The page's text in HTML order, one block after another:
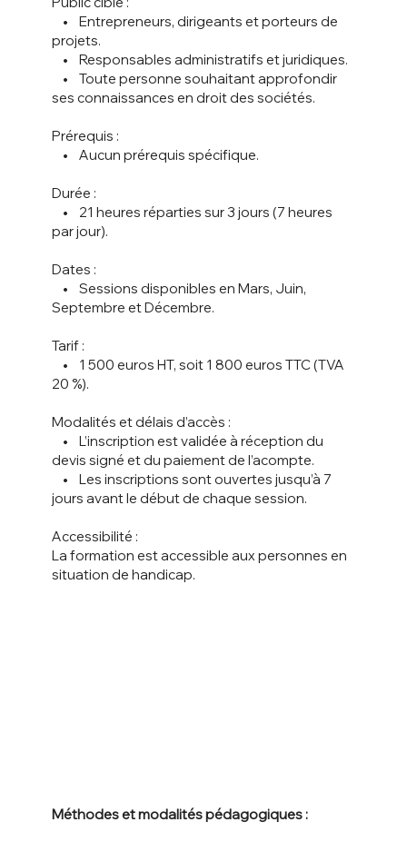
• Entrepreneurs, dirigeants et porteurs de
projets.
• Responsables administratifs et juridiques.
• Toute personne souhaitant approfondir
ses connaissances en droit des sociétés.
Prérequis :
• Aucun prérequis spécifique.
Durée :
• 21 heures réparties sur 3 jours (7 heures
par jour).
Dates :
• Sessions disponibles en Mars, Juin,
Septembre et Décembre.
Tarif :
• 1 500 euros HT, soit 1 800 euros TTC (TVA
20 %).
Modalités et délais d’accès :
• L’inscription est validée à réception du
devis signé et du paiement de l’acompte.
• Les inscriptions sont ouvertes jusqu’à 7
jours avant le début de chaque session.
Accessibilité :
La formation est accessible aux personnes en
situation de handicap.
Méthodes et modalités pédagogiques :